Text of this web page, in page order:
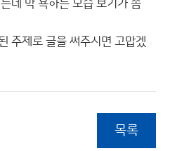
데 막 욕하는 모습 보기가 좀
주제로 글을 써주시면 고맙겠
목록